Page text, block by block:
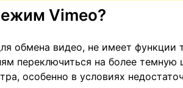
Vimeo?
обмена видео, не имеет функции
переключиться на более
особенно в условиях